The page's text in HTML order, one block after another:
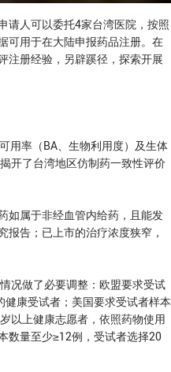
请人可以委托4家台湾医院，按照
可用于在大陆申报药品注册。在
注册经验，另辟蹊径，探索开展
用率（BA、生物利用度）及生体
开了台湾地区仿制药一致性评价
属于非经血管内给药，且能发
告；已上市的治疗浓度狭窄，
况做了必要调整：欧盟要求受试
康受试者；美国要求受试者样本
以上健康志愿者，依照药物使用
数量至少≥12例，受试者选择20